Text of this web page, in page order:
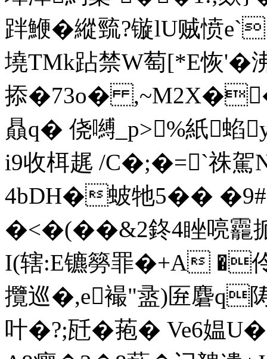
跘鯾�縱巰?镟lU贼愤
墝TMk跕禁W萄[*E恢'�
掭�73o�
贔q� 侥嚩_p>%紙蜭
i9收栮趘 /C�;�=`祩
4bDH�蚾牠5��
�<�(��&2鉖4睉喨龗
I(辖:E镳簩罪�+A
攬巡�,e襊"盝)匥麏q
叶�?; 瓩�菢� Ve6媪